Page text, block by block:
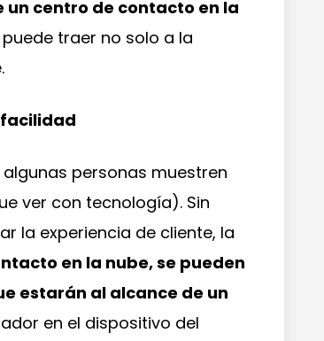
centro de contacto en la
traer no solo a la
facilidad
personas muestren
ver con tecnología). Sin
la experiencia de cliente, la
en la nube, se pueden
estarán al alcance de un
en el dispositivo del